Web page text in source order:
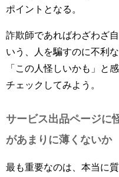
ポイントとなる。
詐欺師であればわざわざ
いう、人を騙すのに不利
「この人怪しいかも」と
チェックしてみよう。
サービス出品ページに
があまりに薄くないか
最も重要なのは、本当に